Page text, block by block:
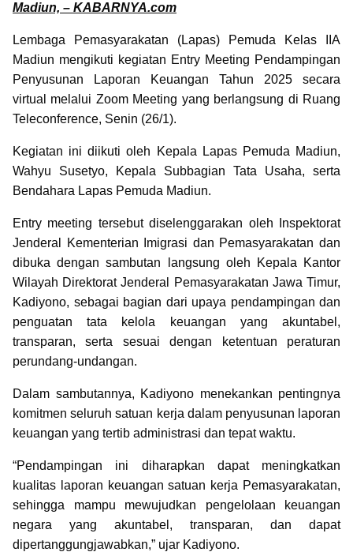
Madiun, – KABARNYA.com
Lembaga Pemasyarakatan (Lapas) Pemuda Kelas IIA
Madiun mengikuti kegiatan Entry Meeting Pendampingan
Penyusunan Laporan Keuangan Tahun 2025 secara
virtual melalui Zoom Meeting yang berlangsung di Ruang
Teleconference, Senin (26/1).
Kegiatan ini diikuti oleh Kepala Lapas Pemuda Madiun,
Wahyu Susetyo, Kepala Subbagian Tata Usaha, serta
Bendahara Lapas Pemuda Madiun.
Entry meeting tersebut diselenggarakan oleh Inspektorat
Jenderal Kementerian Imigrasi dan Pemasyarakatan dan
dibuka dengan sambutan langsung oleh Kepala Kantor
Wilayah Direktorat Jenderal Pemasyarakatan Jawa Timur,
Kadiyono, sebagai bagian dari upaya pendampingan dan
penguatan tata kelola keuangan yang akuntabel,
transparan, serta sesuai dengan ketentuan peraturan
perundang-undangan.
Dalam sambutannya, Kadiyono menekankan pentingnya
komitmen seluruh satuan kerja dalam penyusunan laporan
keuangan yang tertib administrasi dan tepat waktu.
“Pendampingan ini diharapkan dapat meningkatkan
kualitas laporan keuangan satuan kerja Pemasyarakatan,
sehingga mampu mewujudkan pengelolaan keuangan
negara yang akuntabel, transparan, dan dapat
dipertanggungjawabkan,” ujar Kadiyono.